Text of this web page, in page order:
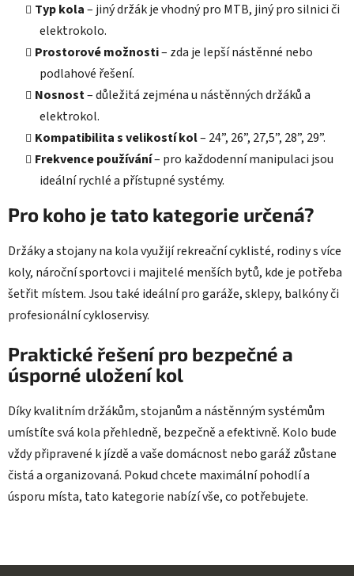
Typ kola– jiný držák je vhodný pro MTB, jiný pro silnici či
elektrokolo.
Prostorové možnosti– zda je lepší nástěnné nebo
podlahové řešení.
Nosnost– důležitá zejména u nástěnných držáků a
elektrokol.
Kompatibilita s velikostí kol– 24”, 26”, 27,5”, 28”, 29”.
Frekvence používání– pro každodenní manipulaci jsou
ideální rychlé a přístupné systémy.
Pro koho je tato kategorie určená?
Držáky a stojany na kola využijí rekreační cyklisté, rodiny s více
koly, nároční sportovci i majitelé menších bytů, kde je potřeba
šetřit místem. Jsou také ideální pro garáže, sklepy, balkóny či
profesionální cykloservisy.
Praktické řešení pro bezpečné a
úsporné uložení kol
Díky kvalitním držákům, stojanům a nástěnným systémům
umístíte svá kola přehledně, bezpečně a efektivně. Kolo bude
vždy připravené k jízdě a vaše domácnost nebo garáž zůstane
čistá a organizovaná. Pokud chcete maximální pohodlí a
úsporu místa, tato kategorie nabízí vše, co potřebujete.